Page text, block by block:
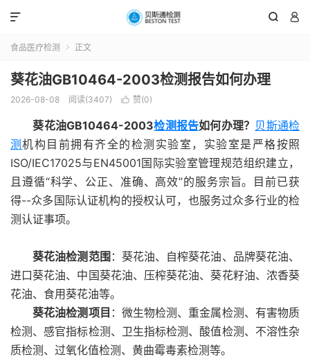
 

食品医疗检测  正文
葵花油GB10464-2003检测报告如何办理
2026-08-08 阅读(3407)  赞(0)
葵花油GB10464-2003检测报告如何办理？ 贝斯通检
测机构目前拥有齐全的检测实验室，实验室是严格按照
ISO/IEC17025与EN45001国际实验室管理规范组织建立，
且遵循“科学、公正、准确、高效”的服务宗旨。目前已获
得--众多国际认证机构的授权认可，也服务过众多行业的检
测认证事项。
葵花油检测范围 ：葵花油、自榨葵花油、品牌葵花油、
进口葵花油、中国葵花油、压榨葵花油、葵花籽油、浓香葵
花油、食用葵花油等。
葵花油检测项目 ：微生物检测、重金属检测、有害物质
检测、感官指标检测、卫生指标检测、酸值检测、不溶性杂
质检测、过氧化值检测、黄曲霉毒素检测等。